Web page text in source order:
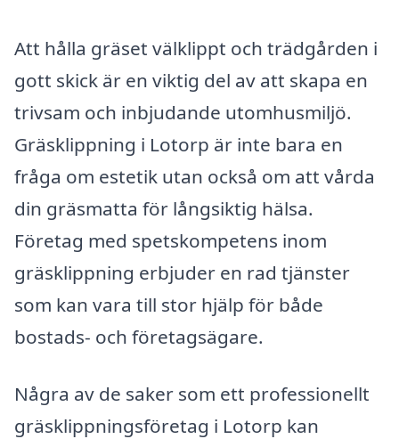
Att hålla gräset välklippt och trädgården i
gott skick är en viktig del av att skapa en
trivsam och inbjudande utomhusmiljö.
Gräsklippning i Lotorp är inte bara en
fråga om estetik utan också om att vårda
din gräsmatta för långsiktig hälsa.
Företag med spetskompetens inom
gräsklippning erbjuder en rad tjänster
som kan vara till stor hjälp för både
bostads- och företagsägare.
Några av de saker som ett professionellt
gräsklippningsföretag i Lotorp kan